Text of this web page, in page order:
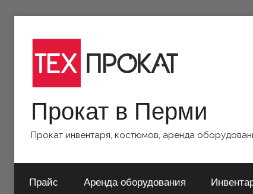
содержимому
Прокат в Перми
Прокат инвентаря, костюмов, аренда
Прайс Аренда оборудования